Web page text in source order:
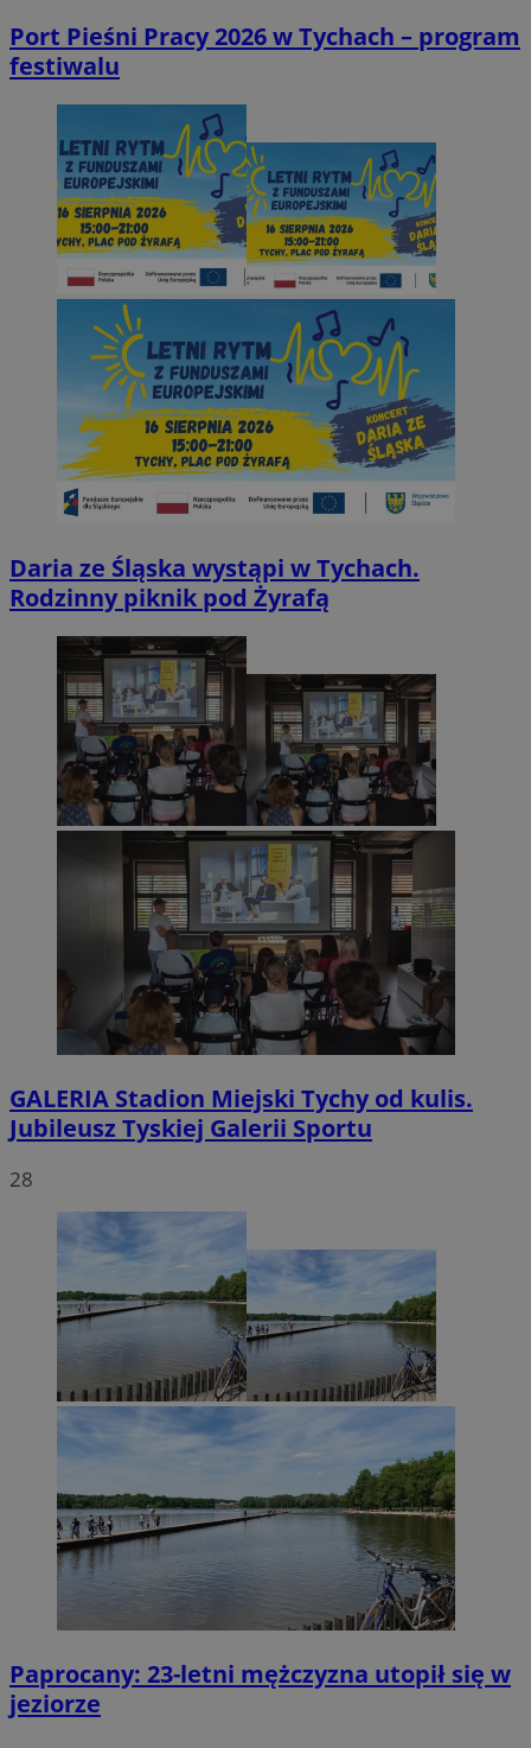
Port Pieśni Pracy 2026 w Tychach – program
festiwalu
Daria ze Śląska wystąpi w Tychach.
Rodzinny piknik pod Żyrafą
GALERIA Stadion Miejski Tychy od kulis.
Jubileusz Tyskiej Galerii Sportu
28
Paprocany: 23-letni mężczyzna utopił się w
jeziorze